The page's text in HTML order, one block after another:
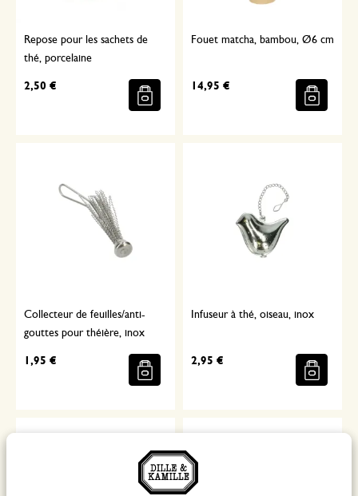
Repose pour les sachets de
thé, porcelaine
2,50 €
Fouet matcha, bambou, Ø6 cm
14,95 €
Collecteur de feuilles/anti-
gouttes pour théière, inox
1,95 €
Infuseur à thé, oiseau, inox
2,95 €